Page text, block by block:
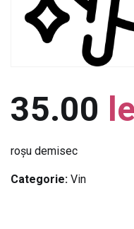
35.00
roșu demisec
Categorie: Vin